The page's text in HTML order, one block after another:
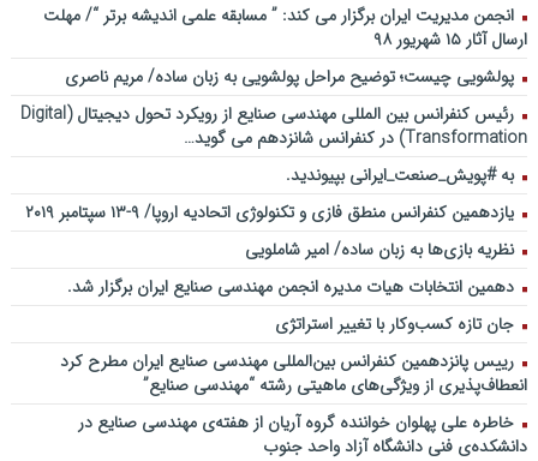
انجمن مدیریت ایران برگزار می کند: ” مسابقه علمی اندیشه برتر “/ مهلت
ارسال آثار ۱۵ شهریور ۹۸
پولشویی چیست؛ توضیح مراحل پولشویی به زبان ساده/ مریم ناصری
رئیس کنفرانس بین المللی مهندسی صنایع از رویکرد تحول دیجیتال (Digital
Transformation) در کنفرانس شانزدهم می گوید…
به #پویش_صنعت_ایرانی بپیوندید.
یازدهمین کنفرانس منطق فازی و تکنولوژی اتحادیه اروپا/ ۹-۱۳ سپتامبر ۲۰۱۹
نظریه بازی‌ها به زبان ساده/ امیر شاملویی
دهمین انتخابات هیات مدیره انجمن مهندسی صنایع ایران برگزار شد.
جان تازه کسب‌وکار با تغییر استراتژی
رییس پانزدهمین کنفرانس بین‌المللی مهندسی صنایع ایران مطرح کرد
انعطاف‌پذیری از ویژگی‌های ماهیتی رشته “مهندسی صنایع”
خاطره علی پهلوان خواننده گروه آریان از هفته‌ی مهندسی صنایع در
دانشکده‌ی فنی دانشگاه آزاد واحد جنوب